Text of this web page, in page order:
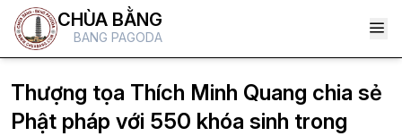
CHÙA BẰNG
BANG PAGODA
Thượng tọa Thích Minh Quang chia sẻ
Phật pháp với 550 khóa sinh trong